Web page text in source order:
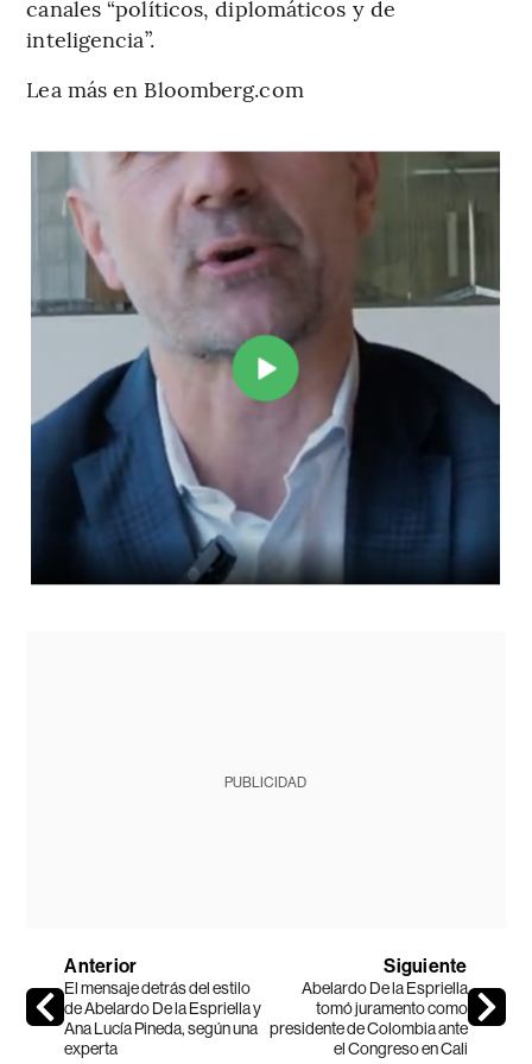
canales “políticos, diplomáticos y de
inteligencia”.
Lea más en Bloomberg.com
PUBLICIDAD
Anterior
El mensaje detrás del estilo
de Abelardo De la Espriella y
Ana Lucía Pineda, según una
experta
Siguiente
Abelardo De la Espriella
tomó juramento como
presidente de Colombia ante
el Congreso en Cali